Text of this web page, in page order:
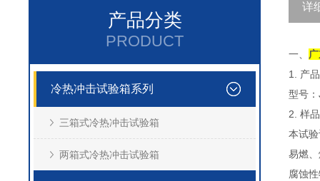
产品分类
PRODUCT
冷热冲击试验箱系列
三箱式冷热冲击试验箱
两箱式冷热冲击试验箱
详
一、
1. 产
型号
2. 样
本试
易燃
腐蚀